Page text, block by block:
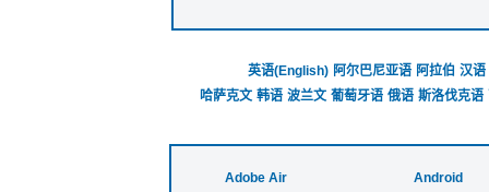
英语(English) 阿尔巴尼亚语 阿拉伯 汉语
哈萨克文 韩语 波兰文 葡萄牙语 俄语 斯洛伐克语
Adobe Air Android